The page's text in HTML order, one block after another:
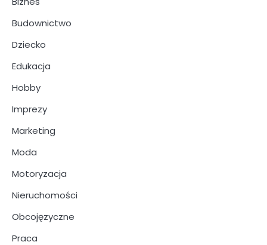
Budownictwo
Dziecko
Edukacja
Hobby
Imprezy
Marketing
Moda
Motoryzacja
Nieruchomości
Obcojęzyczne
Praca